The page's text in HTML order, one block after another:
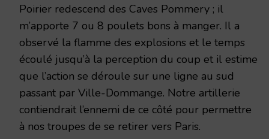
Poirier redescend des Caves Pommery ; il
m’apporte 7 ou 8 poulets bons à manger. Il a
observé la flamme des explosions et le temps
écoulé jusqu’à la perception du coup et il estime
que l’action se déroule sur une ligne au sud
passant par Ville-Dommange. Notre artillerie
contiendrait l’ennemi de ce côté pour permettre
à nos troupes de se retirer vers Paris.